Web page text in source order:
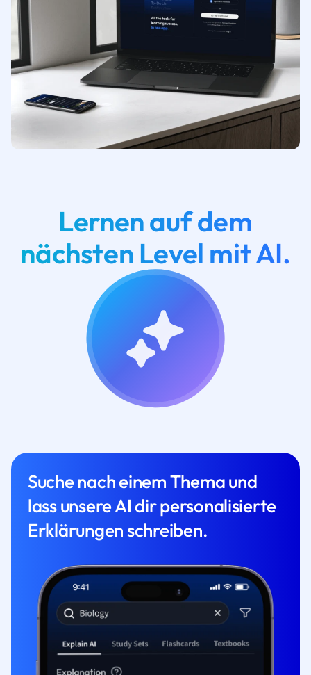
Lernen auf dem
nächsten Level mit AI.
Suche nach einem Thema und
lass unsere AI dir personalisierte
Erklärungen schreiben.